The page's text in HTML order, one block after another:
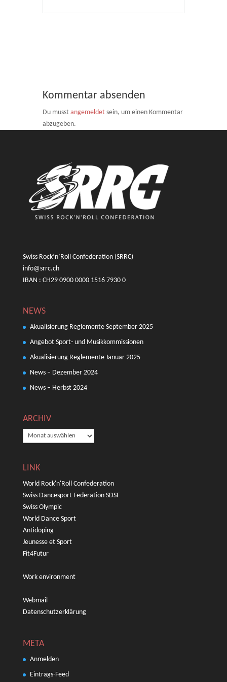
Kommentar absenden
Du musst angemeldet sein, um einen Kommentar
abzugeben.
Swiss Rock’n’Roll Confederation (SRRC)
info@srrc.ch
IBAN : CH29 0900 0000 1516 7930 0
NEWS
Akualisierung Reglemente September 2025
Angebot Sport- und Musikkommissionen
Akualisierung Reglemente Januar 2025
News – Dezember 2024
News – Herbst 2024
ARCHIV
ARCHIV
LINK
World Rock'n'Roll Confederation
Swiss Dancesport Federation SDSF
Swiss Olympic
World Dance Sport
Antidoping
Jeunesse et Sport
Fit4Futur
Work environment
Webmail
Datenschutzerklärung
META
Anmelden
Eintrags-Feed